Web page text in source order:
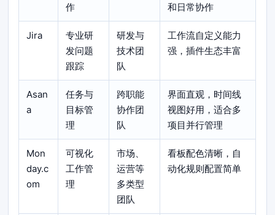
作
和日常协作
Jira
专业研
发问题
跟踪
研发与
技术团
队
工作流自定义能力
强，插件生态丰富
Asan
a
任务与
目标管
理
跨职能
协作团
队
界面直观，时间线
视图好用，适合多
项目并行管理
Mon
day.c
om
可视化
工作管
理
市场、
运营等
多类型
团队
看板配色清晰，自
动化规则配置简单